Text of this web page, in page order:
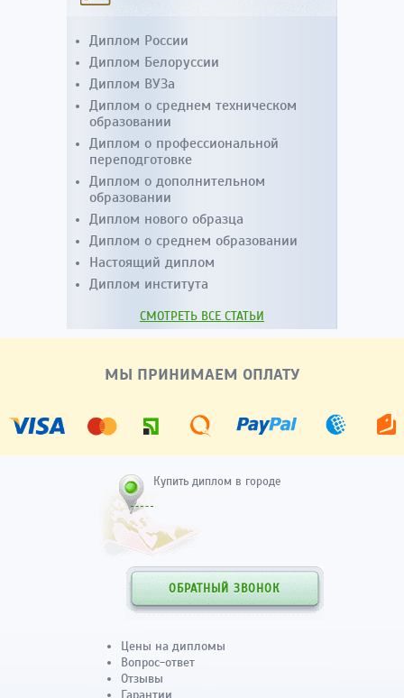
Диплом России
Диплом Белоруссии
Диплом ВУЗа
Диплом о среднем техническом
образовании
Диплом о профессиональной
переподготовке
Диплом о дополнительном
образовании
Диплом нового образца
Диплом о среднем образовании
Настоящий диплом
Диплом института
СМОТРЕТЬ ВСЕ СТАТЬИ
МЫ ПРИНИМАЕМ ОПЛАТУ
Купить диплом в городе
ОБРАТНЫЙ ЗВОНОК
Цены на дипломы
Вопрос-ответ
Отзывы
Гарантии